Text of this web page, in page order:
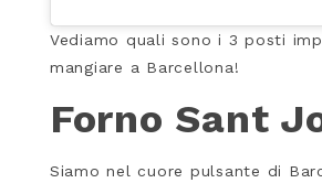
Vediamo quali sono i 3 posti
mangiare a Barcellona!
Forno Sant
Siamo nel cuore pulsante di